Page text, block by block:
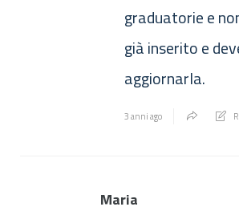
graduatorie e
già inserito e
aggiornarla.
3 anni ago
Maria